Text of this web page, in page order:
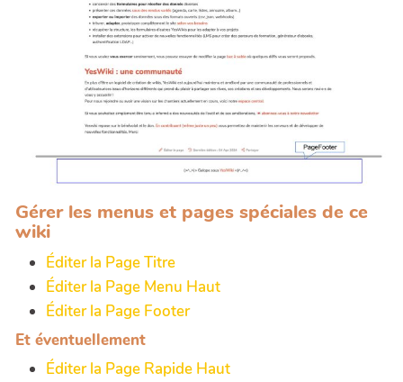
Gérer les menus et pages spéciales de ce
wiki
Éditer la Page Titre
Éditer la Page Menu Haut
Éditer la Page Footer
Et éventuellement
Éditer la Page Rapide Haut